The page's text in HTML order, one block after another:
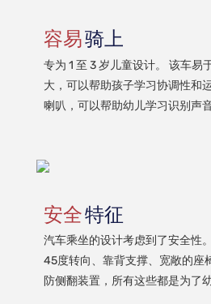
容易骑上
专为 1 至 3 岁儿童设计。 该车易
大，可以帮助孩子学习协调性和
喇叭，可以帮助幼儿学习识别声
安全特征
汽车乘坐的设计考虑到了安全性
45度转向、靠背支撑、宽敞的座
防侧翻装置，所有这些都是为了